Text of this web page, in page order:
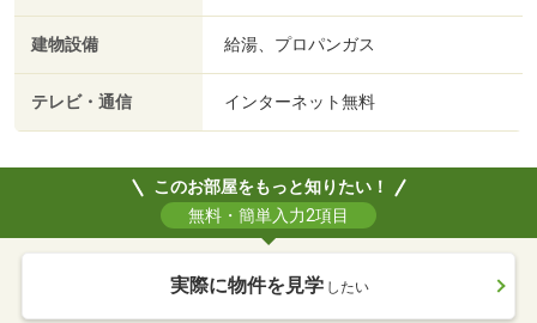
建物設備 給湯、プロパンガス
テレビ・通信 インターネット無料
このお部屋をもっと知りたい！
無料・簡単入力2項目
実際に物件を見学 したい